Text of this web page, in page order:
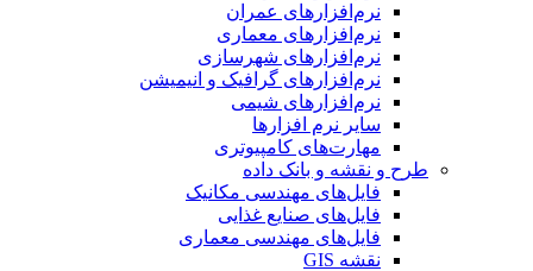
نرم‌افزارهای عمران
نرم‌افزارهای معماری
نرم‌افزارهای شهرسازی
نرم‌افزارهای گرافیک و انیمیشن
نرم‌افزارهای شیمی
سایر نرم افزارها
مهارت‌های کامپیوتری
طرح و نقشه و بانک داده
فایل‌های مهندسی مکانیک
فایل‌های صنایع غذایی
فایل‌های مهندسی معماری
نقشه GIS